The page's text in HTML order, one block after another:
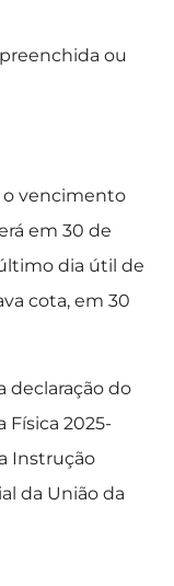
ou
o vencimento
em 30 de
dia útil de
cota, em 30
declaração do
Física 2025-
Instrução
da União da